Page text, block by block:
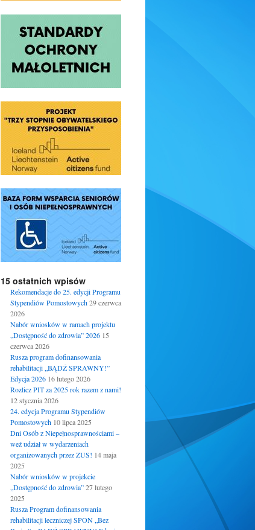
15 ostatnich wpisów
Rekomendacje do 25. edycji Programu
Stypendiów Pomostowych 29 czerwca
2026
Nabór wniosków w ramach projektu
„Dostępność do zdrowia” 2026 15
czerwca 2026
Rusza program dofinansowania
rehabilitacji „BĄDŹ SPRAWNY!”
Edycja 2026 16 lutego 2026
Rozlicz PIT za 2025 rok razem z nami!
12 stycznia 2026
24. edycja Programu Stypendiów
Pomostowych 10 lipca 2025
Dni Osób z Niepełnosprawnościami –
weź udział w wydarzeniach
organizowanych przez ZUS! 14 maja
2025
Nabór wniosków w projekcie
„Dostępność do zdrowia” 27 lutego
2025
Rusza Program dofinansowania
rehabilitacji leczniczej SPON „Bez